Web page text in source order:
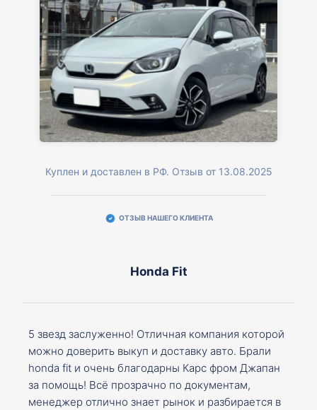
Куплен и доставлен в РФ. Отзыв от 13.08.2025
ОТЗЫВ НАШЕГО КЛИЕНТА
Honda Fit
5 звезд заслуженно! Отличная компания которой
можно доверить выкуп и доставку авто. Брали
honda fit и очень благодарны Карс фром Джапан
за помощь! Всё прозрачно по документам,
менеджер отлично знает рынок и разбирается в